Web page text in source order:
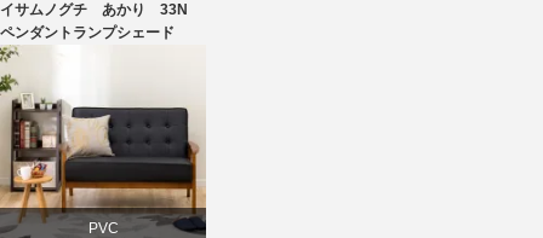
照明器具
イサムノグチ あかり 33N
ペンダントランプシェード
PVC